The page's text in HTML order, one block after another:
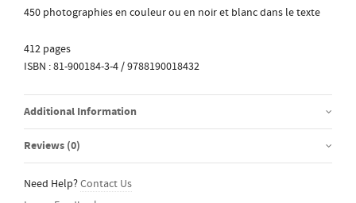
450 photographies en couleur ou en noir et blanc dans le texte
412 pages
ISBN : 81-900184-3-4 / 9788190018432
Additional Information
Reviews (0)
Need Help?Contact Us